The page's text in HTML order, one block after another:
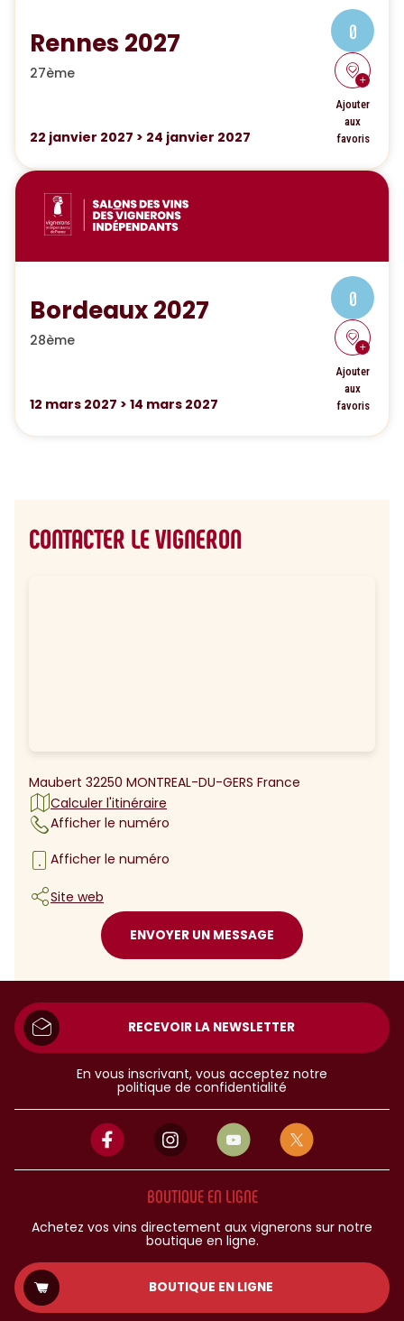
Rennes 2027
27ème
22 janvier 2027 > 24 janvier 2027
0
Ajouter
aux
favoris
Bordeaux 2027
28ème
12 mars 2027 > 14 mars 2027
0
Ajouter
aux
favoris
CONTACTER LE VIGNERON
Maubert 32250 MONTREAL-DU-GERS France
Calculer l'itinéraire
Afficher le numéro
Afficher le numéro
Site web
ENVOYER UN MESSAGE
RECEVOIR LA NEWSLETTER
En vous inscrivant, vous acceptez notre
politique de confidentialité
BOUTIQUE EN LIGNE
Achetez vos vins directement aux vignerons sur notre
boutique en ligne.
BOUTIQUE EN LIGNE